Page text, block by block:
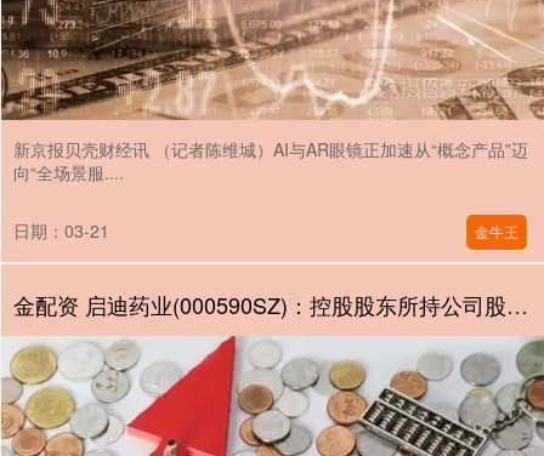
新京报贝壳财经讯 （记者陈维城）AI与AR眼镜正加速从“概念产品”迈
向“全场景服....
日期：03-21 金牛王
金配资 启迪药业(000590SZ)：控股股东所持公司股份被司法拍卖 控制权拟发生变更